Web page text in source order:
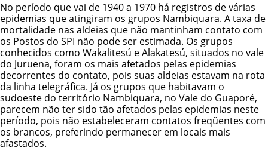
No período que vai de 1940 a 1970 há registros de várias
epidemias que atingiram os grupos Nambiquara. A taxa de
mortalidade nas aldeias que não mantinham contato com
os Postos do SPI não pode ser estimada. Os grupos
conhecidos como Wakalitesú e Alakatesú, situados no vale
do Juruena, foram os mais afetados pelas epidemias
decorrentes do contato, pois suas aldeias estavam na rota
da linha telegráfica. Já os grupos que habitavam o
sudoeste do território Nambiquara, no Vale do Guaporé,
parecem não ter sido tão afetados pelas epidemias neste
período, pois não estabeleceram contatos freqüentes com
os brancos, preferindo permanecer em locais mais
afastados.